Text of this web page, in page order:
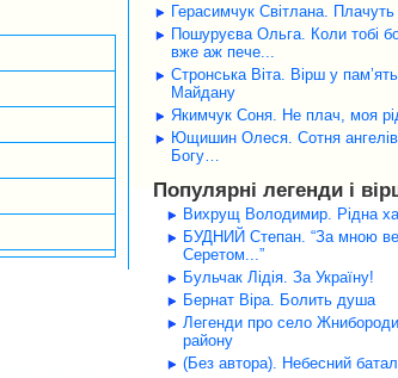
Герасимчук Світлана.
Пошуруєва Ольга. Коли тобі
вже аж пече...
Стронська Віта. Вірш у
Майдану
Якимчук Соня. Не плач, моя
Ющишин Олеся. Сотня ангелів
Богу…
Популярні легенди і
Вихрущ Володимир. Рідна
БУДНИЙ Степан. “За мною
Серетом...”
Бульчак Лідія. За Україну!
Бернат Віра. Болить душа
Легенди про село
району
(Без автора). Небесний